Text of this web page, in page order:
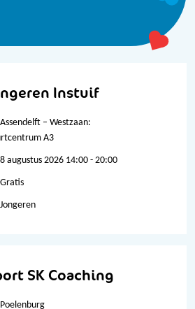
Instuif
Assendelft – Westzaan:
A3
8 augustus 2026 14:00 - 20:00
Gratis
Jongeren
SK Coaching
Poelenburg